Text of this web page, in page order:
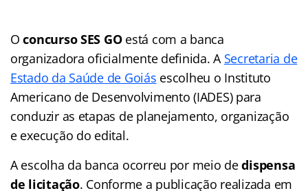
Oconcurso SES GOestá com a banca
organizadora oficialmente definida. A Secretaria de
Estado da Saúde de Goiás escolheu o Instituto
Americano de Desenvolvimento (IADES) para
conduzir as etapas de planejamento, organização
e execução do edital.
A escolha da banca ocorreu por meio dedispensa
de licitação. Conforme a publicação realizada em